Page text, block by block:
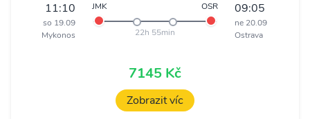
11:10
so 19.09
Mykonos
JMK OSR
22h 55min
09:05
ne 20.09
Ostrava
7145 Kč
Zobrazit víc